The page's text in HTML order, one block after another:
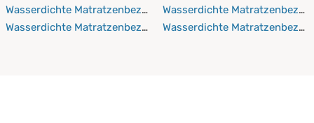
Wasserdichte Matratzenbezüge 130x220 cm
Wasserdichte Matratzenbezüge 140x190 cm
Wasserdichte
Wasserdichte